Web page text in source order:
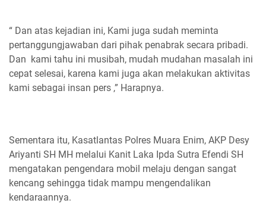
“ Dan atas kejadian ini, Kami juga sudah meminta
pertanggungjawaban dari pihak penabrak secara pribadi.
Dan kami tahu ini musibah, mudah mudahan masalah ini
cepat selesai, karena kami juga akan melakukan aktivitas
kami sebagai insan pers ,” Harapnya.
Sementara itu, Kasatlantas Polres Muara Enim, AKP Desy
Ariyanti SH MH melalui Kanit Laka Ipda Sutra Efendi SH
mengatakan pengendara mobil melaju dengan sangat
kencang sehingga tidak mampu mengendalikan
kendaraannya.